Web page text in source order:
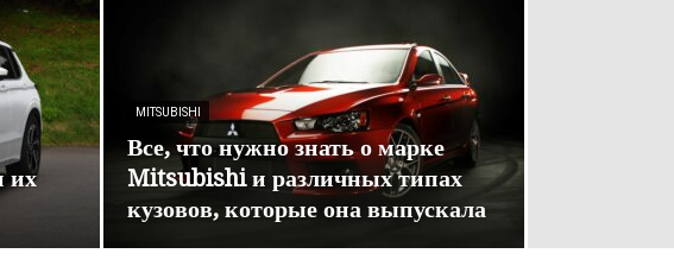
их
MITSUBISHI
Все, что нужно знать о марке
Mitsubishi и различных типах
кузовов, которые она выпускала